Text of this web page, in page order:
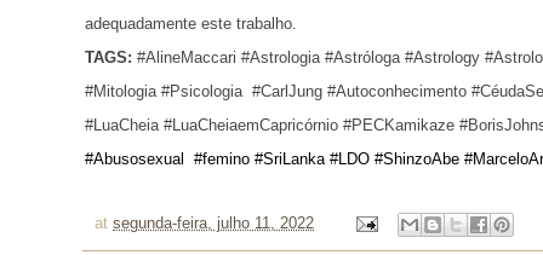
adequadamente este trabalho.
TAGS: #AlineMaccari #Astrologia #Astróloga #Astrology
#Mitologia #Psicologia  #CarlJung #Autoconhecimento
#LuaCheia #LuaCheiaemCapricórnio #PECKamikaze
#Abusosexual #femino #SriLanka #LDO #ShinzoAbe
at segunda-feira, julho 11, 2022